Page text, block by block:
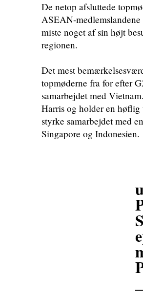
De netop afsluttede
ASEAN-
miste noget af sin højt
regionen.
Det mest
topmøderne fra for efter
samarbejdet med
Harris og holder en
styrke samarbejdet med
Singapore og Indonesien.